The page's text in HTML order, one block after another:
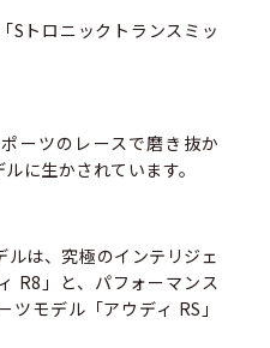
Sトロニックトランスミッ
ーツのレースで磨き抜か
に生かされています。
ルは、究極のインテリジェ
R8」と、パフォーマンス
モデル「アウディ RS」